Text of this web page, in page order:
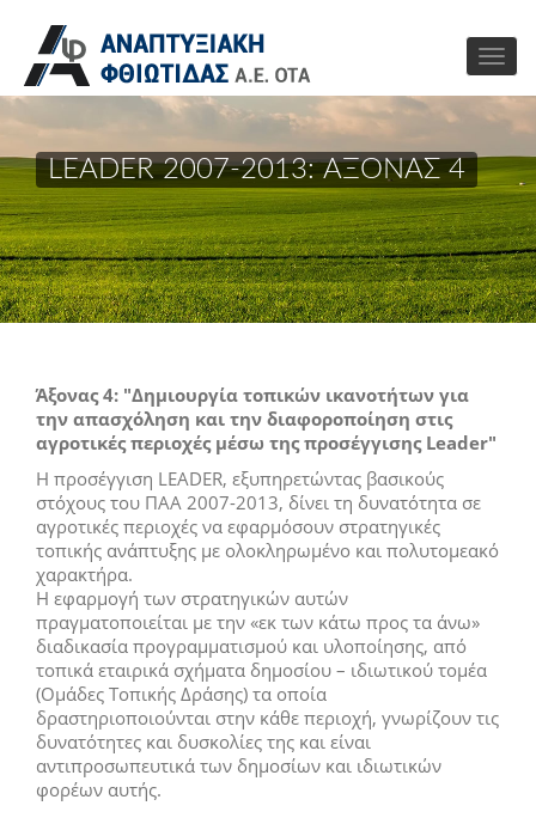
LEADER 2007-2013: ΑΞΟΝΑΣ 4
Άξονας 4: "Δημιουργία τοπικών ικανοτήτων για
την απασχόληση και την διαφοροποίηση στις
αγροτικές περιοχές μέσω της προσέγγισης Leader"
Η προσέγγιση LEADER, εξυπηρετώντας βασικούς
στόχους του ΠΑΑ 2007-2013, δίνει τη δυνατότητα σε
αγροτικές περιοχές να εφαρμόσουν στρατηγικές
τοπικής ανάπτυξης με ολοκληρωμένο και πολυτομεακό
χαρακτήρα.
Η εφαρμογή των στρατηγικών αυτών
πραγματοποιείται με την «εκ των κάτω προς τα άνω»
διαδικασία προγραμματισμού και υλοποίησης, από
τοπικά εταιρικά σχήματα δημοσίου – ιδιωτικού τομέα
(Ομάδες Τοπικής Δράσης) τα οποία
δραστηριοποιούνται στην κάθε περιοχή, γνωρίζουν τις
δυνατότητες και δυσκολίες της και είναι
αντιπροσωπευτικά των δημοσίων και ιδιωτικών
φορέων αυτής.